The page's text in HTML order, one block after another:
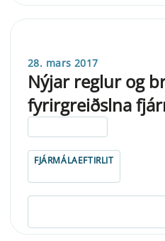
28. mars 2017
Nýjar reglur og
fyrirgreiðslna
FJÁRMÁLAEFTIRLIT